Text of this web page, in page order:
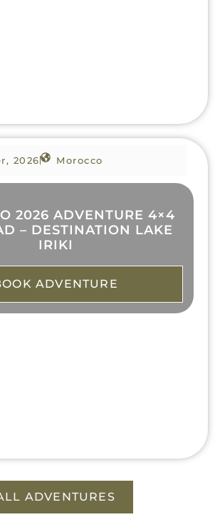
2026 Morocco
2026 ADVENTURE 4×4
– DESTINATION LAKE
IRIKI
ADVENTURE
ADVENTURES